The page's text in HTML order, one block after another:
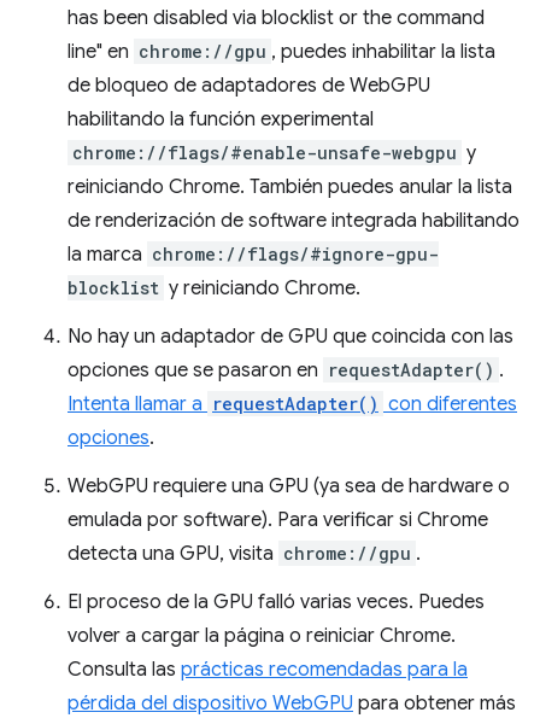
has been disabled via blocklist or the command
line" en chrome://gpu , puedes inhabilitar la lista
de bloqueo de adaptadores de WebGPU
habilitando la función experimental
chrome://flags/#enable-unsafe-webgpu y
reiniciando Chrome. También puedes anular la lista
de renderización de software integrada habilitando
la marca chrome://flags/#ignore-gpu-
blocklist y reiniciando Chrome.
No hay un adaptador de GPU que coincida con las
opciones que se pasaron en requestAdapter() .
Intenta llamar a requestAdapter() con diferentes
opciones.
WebGPU requiere una GPU (ya sea de hardware o
emulada por software). Para verificar si Chrome
detecta una GPU, visita chrome://gpu .
El proceso de la GPU falló varias veces. Puedes
volver a cargar la página o reiniciar Chrome.
Consulta las prácticas recomendadas para la
pérdida del dispositivo WebGPU para obtener más